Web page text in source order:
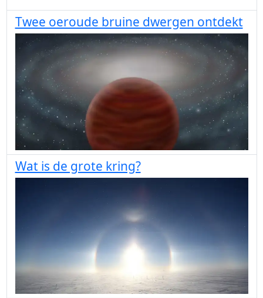
Twee oeroude bruine dwergen ontdekt
Wat is de grote kring?